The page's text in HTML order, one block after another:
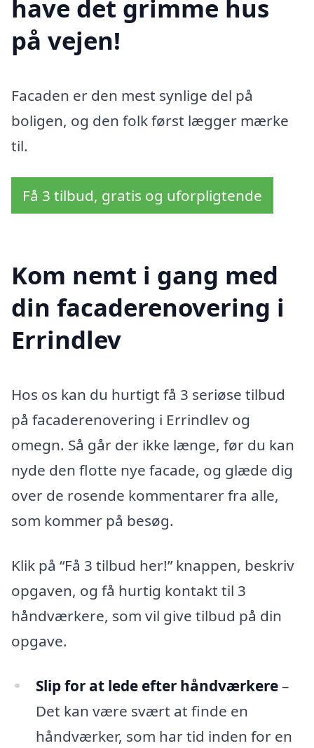
have det grimme hus
på vejen!
Facaden er den mest synlige del på
boligen, og den folk først lægger mærke
til.
Få 3 tilbud, gratis og uforpligtende
Kom nemt i gang med
din facaderenovering i
Errindlev
Hos os kan du hurtigt få 3 seriøse tilbud
på facaderenovering i Errindlev og
omegn. Så går der ikke længe, før du kan
nyde den flotte nye facade, og glæde dig
over de rosende kommentarer fra alle,
som kommer på besøg.
Klik på “Få 3 tilbud her!” knappen, beskriv
opgaven, og få hurtig kontakt til 3
håndværkere, som vil give tilbud på din
opgave.
Slip for at lede efter håndværkere–
Det kan være svært at finde en
håndværker, som har tid inden for en